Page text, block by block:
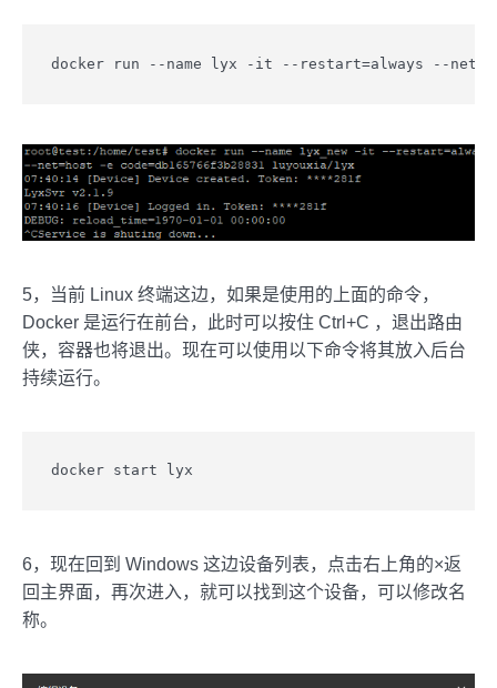
docker run --name lyx -it --restart=always --
5，当前 Linux 终端这边，如果是使用的上面的命令，
Docker 是运行在前台，此时可以按住 Ctrl+C ，退出路由
侠，容器也将退出。现在可以使用以下命令将其放入后台
持续运行。
docker start lyx
6，现在回到 Windows 这边设备列表，点击右上角的×返
回主界面，再次进入，就可以找到这个设备，可以修改名
称。